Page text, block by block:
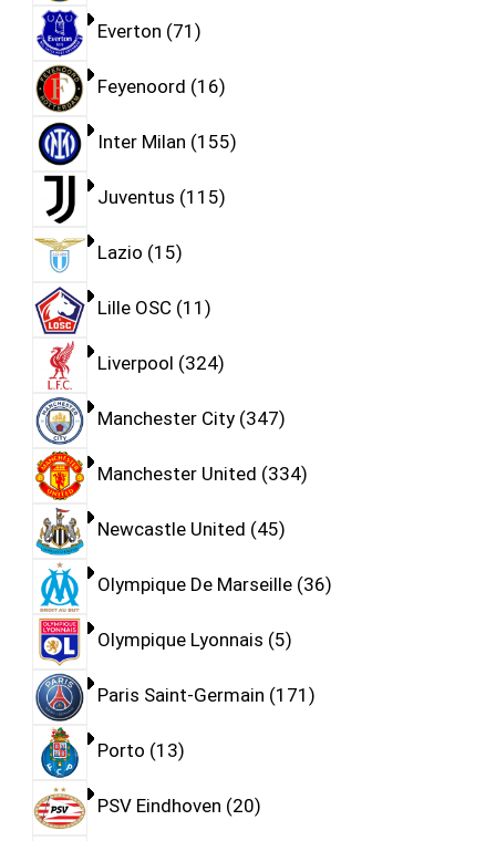
Everton 71
Feyenoord 16
Inter Milan 155
Juventus 115
Lazio 15
Lille OSC 11
Liverpool 324
Manchester City 347
Manchester United 334
Newcastle United 45
Olympique De Marseille 36
Olympique Lyonnais 5
Paris Saint-Germain 171
Porto 13
PSV Eindhoven 20